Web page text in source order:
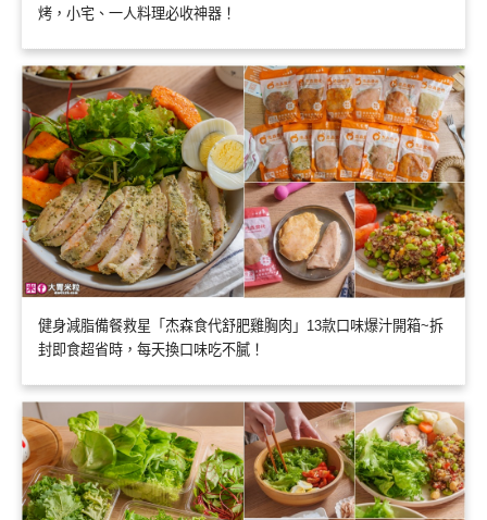
烤，小宅、一人料理必收神器！
健身減脂備餐救星「杰森食代舒肥雞胸肉」13款口味爆汁開箱~拆
封即食超省時，每天換口味吃不膩！